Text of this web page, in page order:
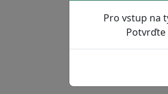
Pro vstup na
Potvrďte